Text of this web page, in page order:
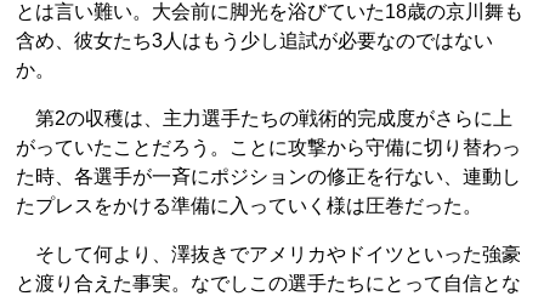
とは言い難い。大会前に脚光を浴びていた18歳の京川舞も
含め、彼女たち3人はもう少し追試が必要なのではない
か。
第2の収穫は、主力選手たちの戦術的完成度がさらに上
がっていたことだろう。ことに攻撃から守備に切り替わっ
た時、各選手が一斉にポジションの修正を行ない、連動し
たプレスをかける準備に入っていく様は圧巻だった。
そして何より、澤抜きでアメリカやドイツといった強豪
と渡り合えた事実。なでしこの選手たちにとって自信とな